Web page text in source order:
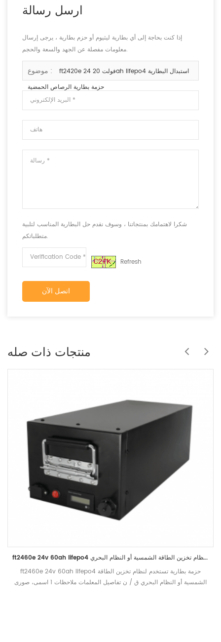
ارسل رسالة
إذا كنت بحاجة إلى أي بطارية ليثيوم أو حزم بطارية ، يرجى إرسال
معلومات مفصلة عن الجهد والسعة والحجم.
موضوع :
ft2420e 24 فولت 20ah lifepo4 استبدال البطارية
حزمة بطارية الرصاص الحمضية
شكرا لاهتمامك بمنتجاتنا ، وسوف نقدم حل البطارية المناسب لتلبية
متطلباتكم.
Refresh
اتصل الآن
منتجات ذات صله
ft2460e 24v 60ah lifepo4 حزمة بطارية تستخدم لنظام تخزين الطاقة الشمسية أو النظام البحري
ft2460e 24v 60ah lifepo4 حزمة بطارية تستخدم لنظام تخزين الطاقة
الشمسية أو النظام البحري ق / ن تفاصيل المعلمات ملاحظات 1 اسمى، صورى